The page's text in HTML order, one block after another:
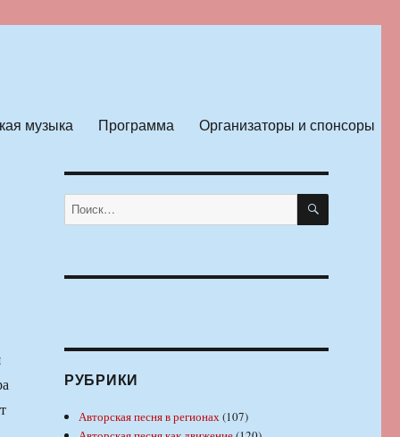
музыка Программа Организаторы и спонсоры
Искать: ПОИСК
РУБРИКИ
Авторская песня в регионах(107)